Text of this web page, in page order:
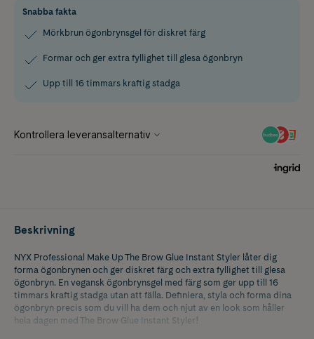
Snabba fakta
Mörkbrun ögonbrynsgel för diskret färg
Formar och ger extra fyllighet till glesa ögonbryn
Upp till 16 timmars kraftig stadga
Beskrivning
NYX Professional Make Up The Brow Glue Instant Styler låter dig
forma ögonbrynen och ger diskret färg och extra fyllighet till glesa
ögonbryn. En vegansk ögonbrynsgel med färg som ger upp till 16
timmars kraftig stadga utan att fälla. Definiera, styla och forma dina
ögonbryn precis som du vill ha dem och njut av en look som håller
hela dagen med The Brow Glue Instant Styler!